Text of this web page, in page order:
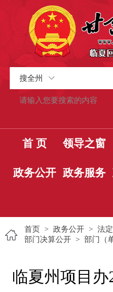
搜全州
首 页 领导之窗
政务公开 政务服务
首页 > 政务公开 > 法
部门决算公开 > 部门（
临夏州项目办